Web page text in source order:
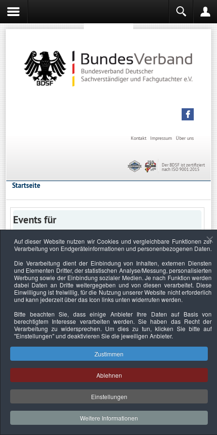
Über uns
Impressum
Kontakt
Der BDSF ist zertifiziert
nach ISO 9001:2015
Startseite
Events für
Keine Termine
Datenschutzerklärung Urheberrechtsnachweise Nachhaltigkeit
Copyright © 2026. Bundesverband Deutscher
Sachverständiger und Fachgutachter e.V..
Auf dieser Website nutzen wir Cookies und vergleichbare Funktionen zur
Verarbeitung von Endgeräteinformationen und personenbezogenen Daten.
Die Verarbeitung dient der Einbindung von Inhalten, externen Diensten
und Elementen Dritter, der statistischen Analyse/Messung, personalisierten
Werbung sowie der Einbindung sozialer Medien. Je nach Funktion werden
dabei Daten an Dritte weitergegeben und von diesen verarbeitet. Diese
Einwilligung ist freiwillig, für die Nutzung unserer Website nicht erforderlich
und kann jederzeit über das Icon links unten widerrufen werden.
Bitte beachten Sie, dass einige Anbieter Ihre Daten auf Basis von
berechtigtem Interesse verarbeiten werden. Sie haben das Recht der
Verarbeitung zu widersprechen. Um dies zu tun, klicken Sie bitte auf
"Einstellungen"und deaktivieren Sie die jeweiligen Anbieter.
Zustimmen
Ablehnen
Einstellungen
Weitere Informationen